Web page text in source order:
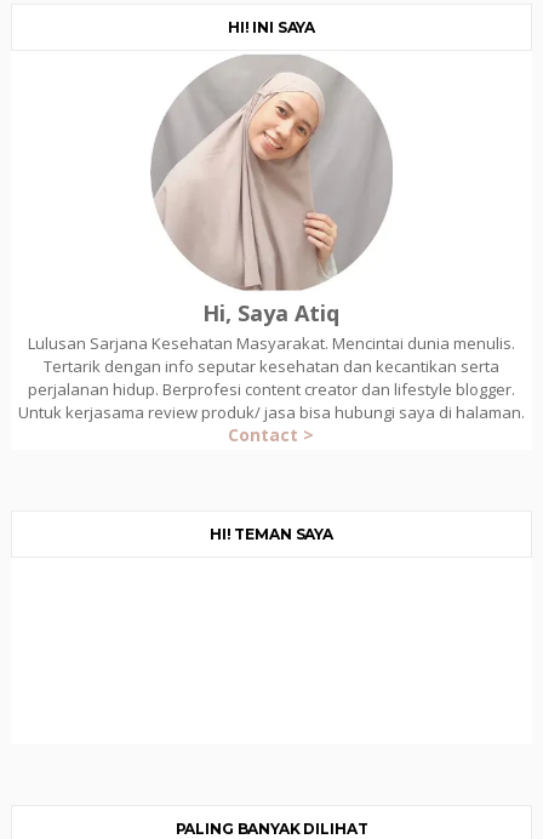
HI! INI SAYA
Hi, Saya Atiq
Lulusan Sarjana Kesehatan Masyarakat. Mencintai dunia menulis.
Tertarik dengan info seputar kesehatan dan kecantikan serta
perjalanan hidup. Berprofesi content creator dan lifestyle blogger.
Untuk kerjasama review produk/ jasa bisa hubungi saya di halaman.
Contact >
HI! TEMAN SAYA
PALING BANYAK DILIHAT